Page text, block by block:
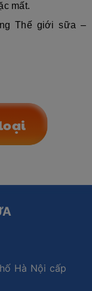
mất.
Thế giới sữa –
Hà Nội cấp